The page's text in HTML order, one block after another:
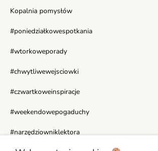
Kopalnia pomysłów
#poniedziałkowespotkania
#wtorkoweporady
#chwytliwewejsciowki
#czwartkoweinspiracje
#weekendowepogaduchy
#narzędziowniklektora